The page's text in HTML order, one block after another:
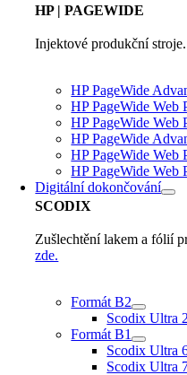
HP| PAGEWIDE
Injektové produkční stroje.
HP PageWide
HP PageWide Web
HP PageWide Web
HP PageWide
HP PageWide Web
HP PageWide Web
Digitální dokončování
SCODIX
Zušlechtění lakem a fólií
zde.
Formát B2
Scodix Ultra
Formát B1
Scodix Ultra
Scodix Ultra